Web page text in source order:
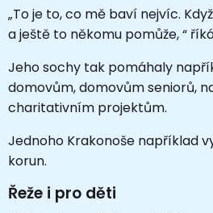
„To je to, co mě baví nejvíc.
a ještě to někomu pomůže, “
Jeho sochy tak pomáhaly
domovům, domovům seniorů,
charitativním projektům.
Jednoho Krakonoše například
korun.
Řeže i pro děti